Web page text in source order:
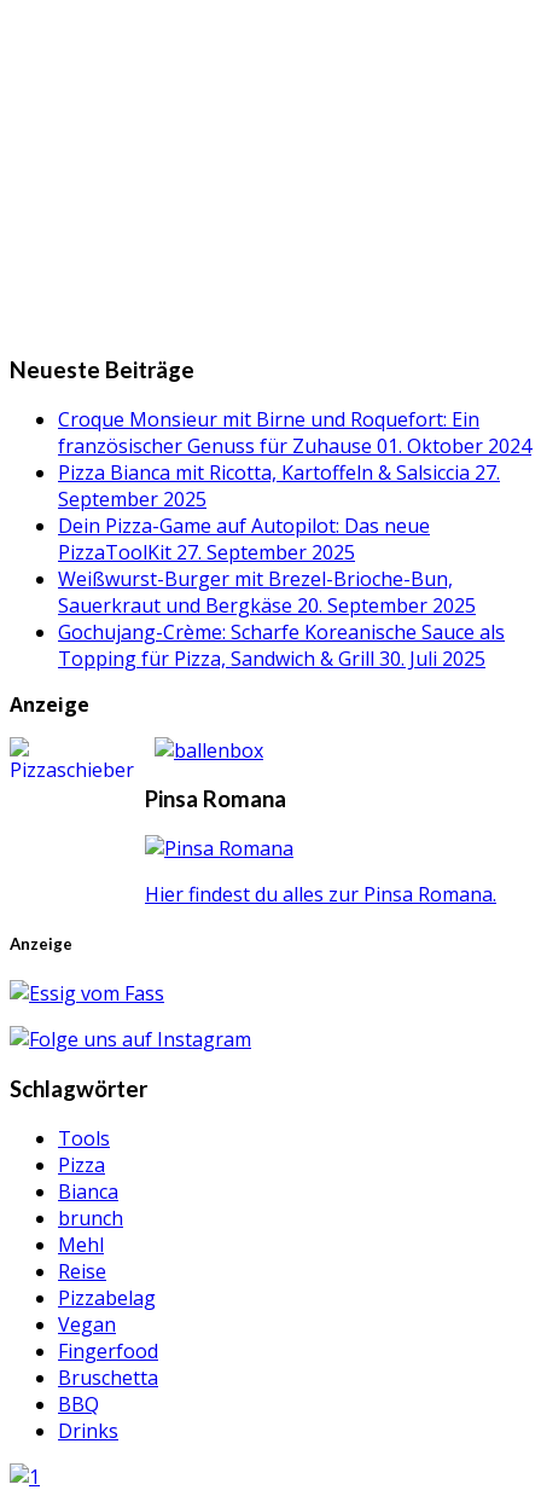
Neueste Beiträge
Croque Monsieur mit Birne und Roquefort: Ein
französischer Genuss für Zuhause 01. Oktober 2024
Pizza Bianca mit Ricotta, Kartoffeln & Salsiccia 27.
September 2025
Dein Pizza-Game auf Autopilot: Das neue
PizzaToolKit 27. September 2025
Weißwurst-Burger mit Brezel-Brioche-Bun,
Sauerkraut und Bergkäse 20. September 2025
Gochujang-Crème: Scharfe Koreanische Sauce als
Topping für Pizza, Sandwich & Grill 30. Juli 2025
Anzeige
Pinsa Romana
Hier findest du alles zur Pinsa Romana.
Anzeige
Schlagwörter
Tools
Pizza
Bianca
brunch
Mehl
Reise
Pizzabelag
Vegan
Fingerfood
Bruschetta
BBQ
Drinks